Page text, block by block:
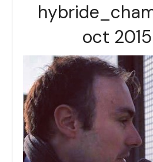
oct 2015